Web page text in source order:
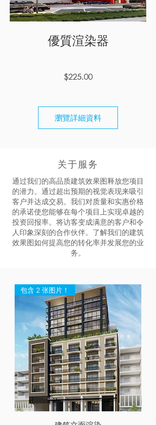
優質渲染器
$225.00價
瀏覽詳細資料
关于服务
通过我们的高品质建筑效果图释放您项目
的潜力。通过超出预期的视觉表现来吸引
客户并达成交易。我们对质量和实惠价格
的承诺使您能够在每个项目上实现卓越的
投资回报率。将访客变成满意的客户和令
人印象深刻的合作伙伴。了解我们的建筑
效果图如何提高您的转化率并发展您的业
务。
包含 2 张图片！